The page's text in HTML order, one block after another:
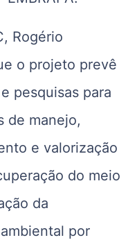
Rogério
o projeto prevê
pesquisas para
de manejo,
e valorização
do meio
da
por